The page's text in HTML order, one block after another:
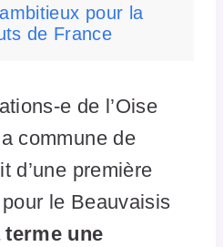
pour la
de France
e de l’Oise
commune de
d’une première
le Beauvaisis
une